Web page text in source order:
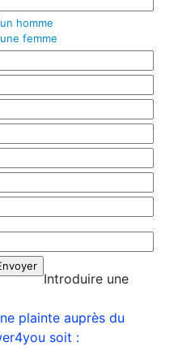
un homme
une femme
Introduire une
plainte auprès du
soit :